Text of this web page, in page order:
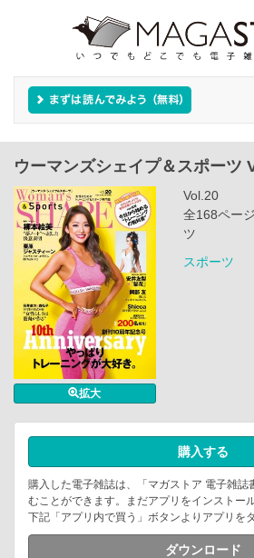
ウーマンズシェイプ＆スポーツ
拡大
Vol.20
全168ペー
ツ
スポーツ
購入する
購入した電子雑誌は、「マガストア 電子雑誌
むことができます。まだアプリをインストー
下記「アプリ内で買う」ボタンよりアプリを
ダウンロード